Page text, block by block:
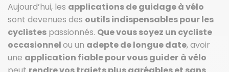
Aujourd’hui, les applications de guidage à vélo
sont devenues des outils indispensables pour les
cyclistes passionnés. Que vous soyez un cycliste
occasionnelou un adepte de longue date, avoir
une application fiable pour vous guider à vélo